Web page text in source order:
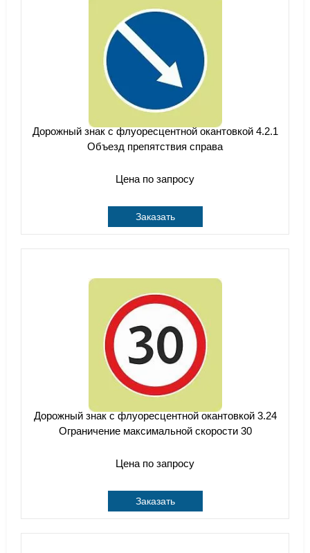
Дорожный знак с флуоресцентной окантовкой 4.2.1
Объезд препятствия справа
Цена по запросу
Заказать
Дорожный знак с флуоресцентной окантовкой 3.24
Ограничение максимальной скорости 30
Цена по запросу
Заказать